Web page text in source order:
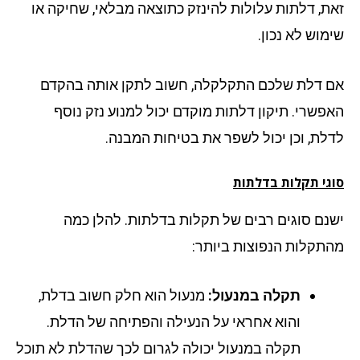
דלתות עלולות להינזק כתוצאה מבלאי, שחיקה או
לא נכון.
דלת שלכם התקלקלה, חשוב לתקן אותה בהקדם
תיקון דלתות מוקדם יכול למנוע נזק נוסף
וכן יכול לשפר את בטיחות המבנה.
תקלות בדלתות
סוגים רבים של תקלות בדלתות. להלן כמה
הנפוצות ביותר:
תקלה במנעול:מנעול הוא חלק חשוב בדלת,
והוא אחראי על הנעילה והפתיחה של הדלת.
תקלה במנעול יכולה לגרום לכך שהדלת לא תוכל